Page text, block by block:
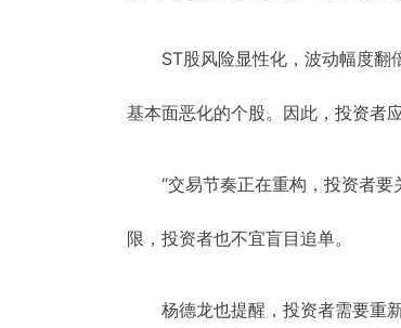
ST股风险显性化，波动幅度
基本面恶化的个股。因此，投资者
“交易节奏正在重构，投资者
限，投资者也不宜盲目追单。
杨德龙也提醒，投资者需要重